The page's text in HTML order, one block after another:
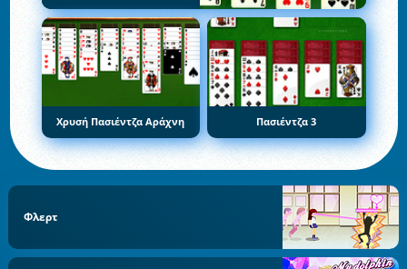
Χρυσή Πασιέντζα Αράχνη Πασιέντζα 3
Φλερτ